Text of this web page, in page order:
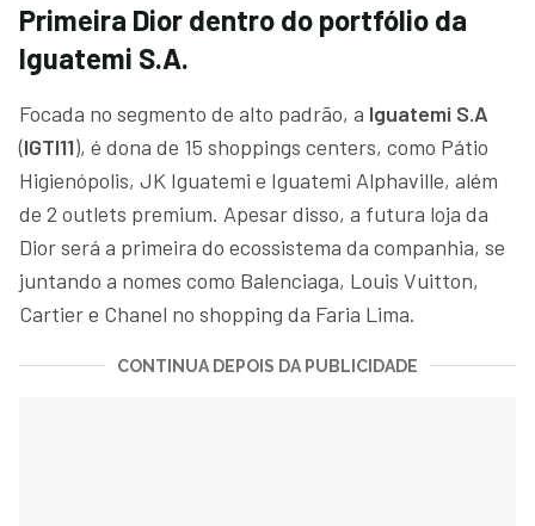
Primeira Dior dentro do portfólio da
Iguatemi S.A.
Focada no segmento de alto padrão, a Iguatemi S.A
(IGTI11), é dona de 15 shoppings centers, como Pátio
Higienópolis, JK Iguatemi e Iguatemi Alphaville, além
de 2 outlets premium. Apesar disso, a futura loja da
Dior será a primeira do ecossistema da companhia, se
juntando a nomes como Balenciaga, Louis Vuitton,
Cartier e Chanel no shopping da Faria Lima.
CONTINUA DEPOIS DA PUBLICIDADE